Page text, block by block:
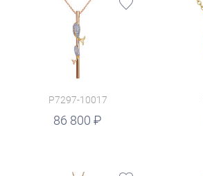
P7297-10017
86 800